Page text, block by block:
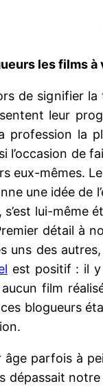
les films à
de signifier
leur
profession
l’occasion
eux-mêmes.
une idée de
lui-
détail à
des
est positif : il y
film
blogueurs
parfois à